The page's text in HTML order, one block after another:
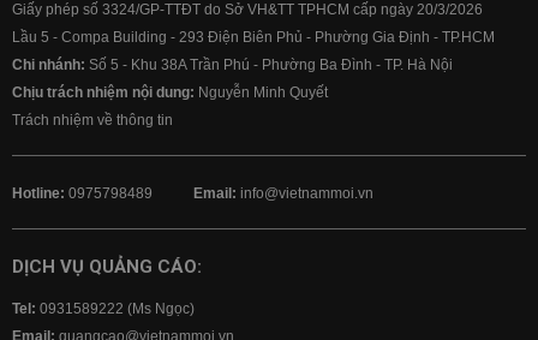
Lãi suất ngân hàng Vietcombank
Giấy phép số 3324/GP-TTĐT do Sở VH&TT TPHCM cấp ngày 20/3/2026
Lầu 5 - Compa Building - 293 Điện Biên Phủ - Phường Gia Định - TP.HCM
Chi nhánh: Số 5 - Khu 38A Trần Phú - Phường Ba Đình - TP. Hà Nội
Chịu trách nhiệm nội dung: Nguyễn Minh Quyết
Trách nhiệm về thông tin
Hotline: 0975798489 Email: info@vietnammoi.vn
DỊCH VỤ QUẢNG CÁO:
Tel: 0931589222 (Ms Ngọc)